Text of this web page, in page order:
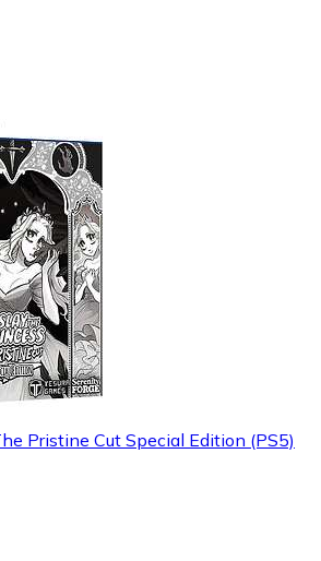
Pristine Cut Special Edition (PS5)